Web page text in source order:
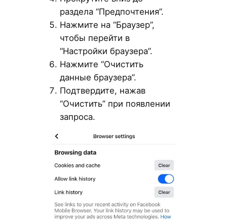
раздела “Предпочтения”.
Нажмите на “Браузер”,
чтобы перейти в
“Настройки браузера”.
Нажмите “Очистить
данные браузера”.
Подтвердите, нажав
“Очистить” при появлении
запроса.